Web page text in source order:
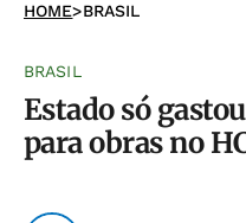
HOME>BRASIL
BRASIL
Estado só
para obras no